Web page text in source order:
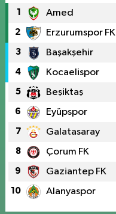
1 Amed
2 Erzurumspor FK
3 Başakşehir
4 Kocaelispor
5 Beşiktaş
6 Eyüpspor
7 Galatasaray
8 Çorum FK
9 Gaziantep FK
10 Alanyaspor